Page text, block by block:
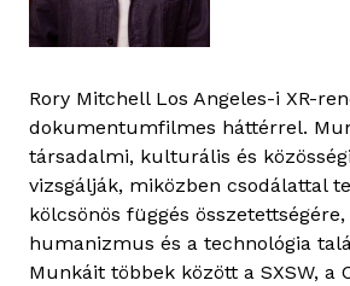
Rory Mitchell Los Angeles-i XR-
dokumentumfilmes háttérrel.
társadalmi, kulturális és
vizsgálják, miközben csodálattal
kölcsönös függés
humanizmus és a technológia
Munkáit többek között a SXSW, a